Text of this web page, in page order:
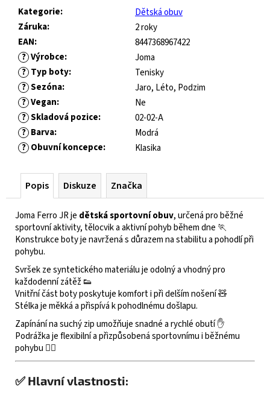
Kategorie:
Dětská obuv
Záruka:
2 roky
EAN:
8447368967422
? Výrobce:
Joma
? Typ boty:
Tenisky
? Sezóna:
Jaro, Léto, Podzim
? Vegan:
Ne
? Skladová pozice:
02-02-A
? Barva:
Modrá
? Obuvní koncepce: Klasika
Popis Diskuze Značka
Joma Ferro JR je dětská sportovní obuv, určená pro běžné
sportovní aktivity, tělocvik a aktivní pohyb během dne 🏃
Konstrukce boty je navržená s důrazem na stabilitu a pohodlí při
pohybu.
Svršek ze syntetického materiálu je odolný a vhodný pro
každodenní zátěž 👟
Vnitřní část boty poskytuje komfort i při delším nošení 🧸
Stélka je měkká a přispívá k pohodlnému došlapu.
Zapínání na suchý zip umožňuje snadné a rychlé obutí ✋
Podrážka je flexibilní a přizpůsobená sportovnímu i běžnému
pohybu 🏃‍♂️
✅ Hlavní vlastnosti:
BLUE
Kč
Původně:
821
Kč